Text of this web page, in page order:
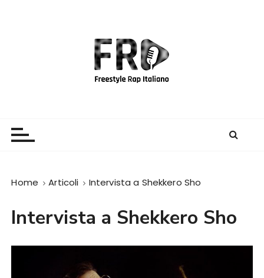
Home Articoli Intervista a Shekkero Sho
Intervista a Shekkero Sho